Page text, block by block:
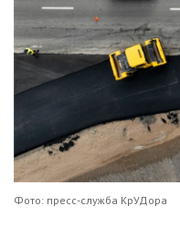
Фото: пресс-служба КрУДора